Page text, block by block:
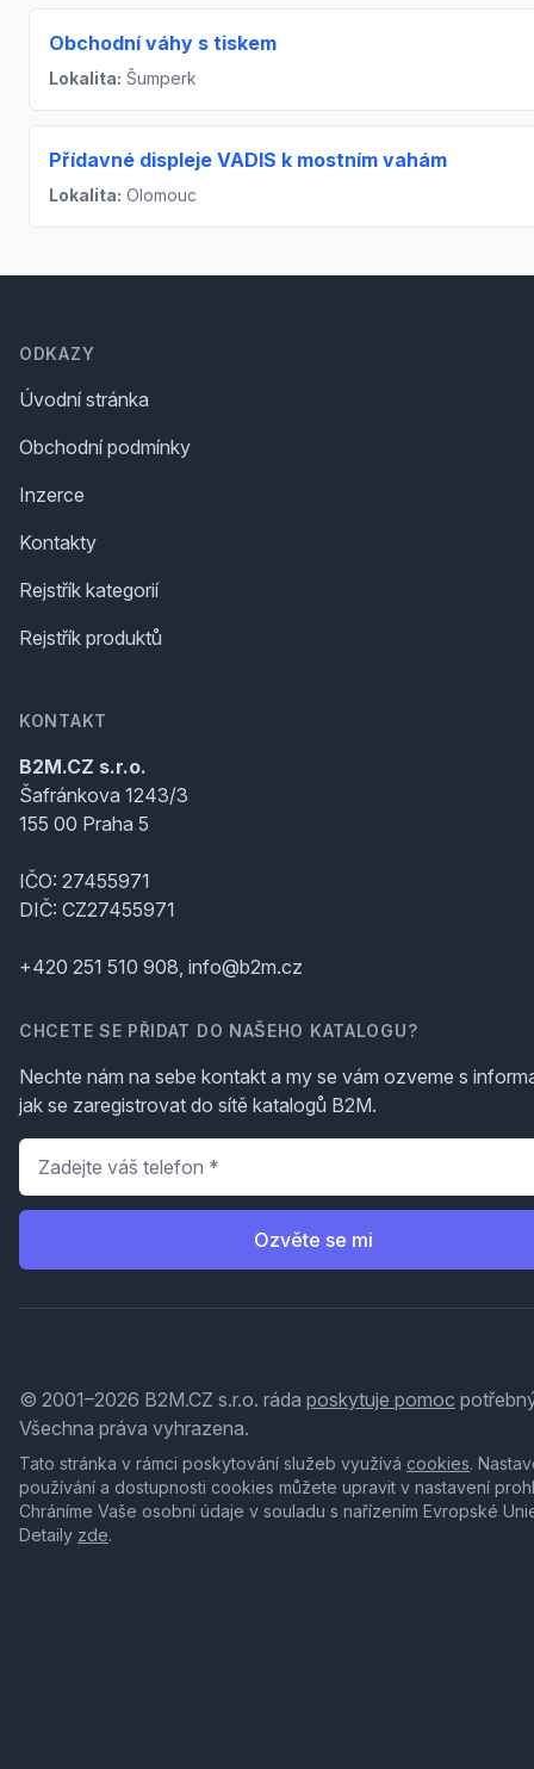
Obchodní váhy s tiskem
Lokalita: Šumperk
Přídavné displeje VADIS k mostním vahám
Lokalita: Olomouc
ODKAZY
Úvodní stránka
Obchodní podmínky
Inzerce
Kontakty
Rejstřík kategorií
Rejstřík produktů
KONTAKT
B2M.CZ s.r.o.
Šafránkova 1243/3
155 00 Praha 5
IČO: 27455971
DIČ: CZ27455971
+420 251 510 908, info@b2m.cz
CHCETE SE PŘIDAT DO NAŠEHO KATALOGU?
Nechte nám na sebe kontakt a my se vám ozveme s
jak se zaregistrovat do sítě katalogů B2M.
Telefon
Ozvěte se mi
© 2001–2026 B2M.CZ s.r.o. ráda poskytuje pomoc
Všechna práva vyhrazena.
Tato stránka v rámci poskytování služeb využívá cookies.
používání a dostupnosti cookies můžete upravit v nastavení
Chráníme Vaše osobní údaje v souladu s nařízením Evropské
Detaily zde.